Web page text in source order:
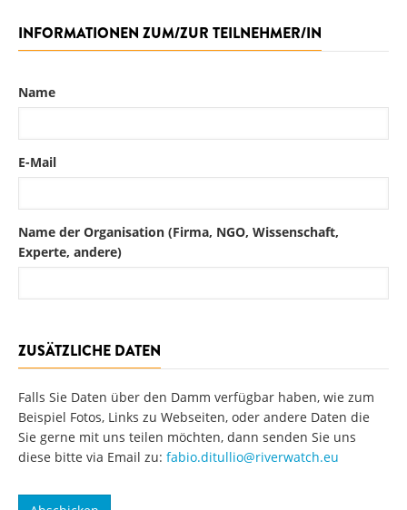
INFORMATIONEN ZUM/ZUR TEILNEHMER/IN
Name
E-Mail
Name der Organisation (Firma, NGO, Wissenschaft,
Experte, andere)
ZUSÄTZLICHE DATEN
Falls Sie Daten über den Damm verfügbar haben, wie zum
Beispiel Fotos, Links zu Webseiten, oder andere Daten die
Sie gerne mit uns teilen möchten, dann senden Sie uns
diese bitte via Email zu: fabio.ditullio@riverwatch.eu